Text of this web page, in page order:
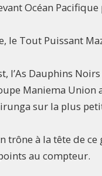
Océan Pacifique
le Tout Puissant
l’As Dauphins
Maniema Union
sur la plus
trône à la tête de
au compteur.